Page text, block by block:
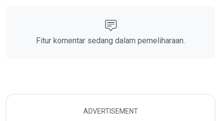
Fitur komentar sedang dalam pemeliharaan.
ADVERTISEMENT